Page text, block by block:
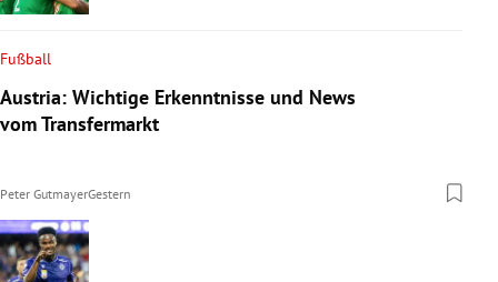
Fußball
Austria: Wichtige Erkenntnisse und News
vom Transfermarkt
Peter GutmayerGestern